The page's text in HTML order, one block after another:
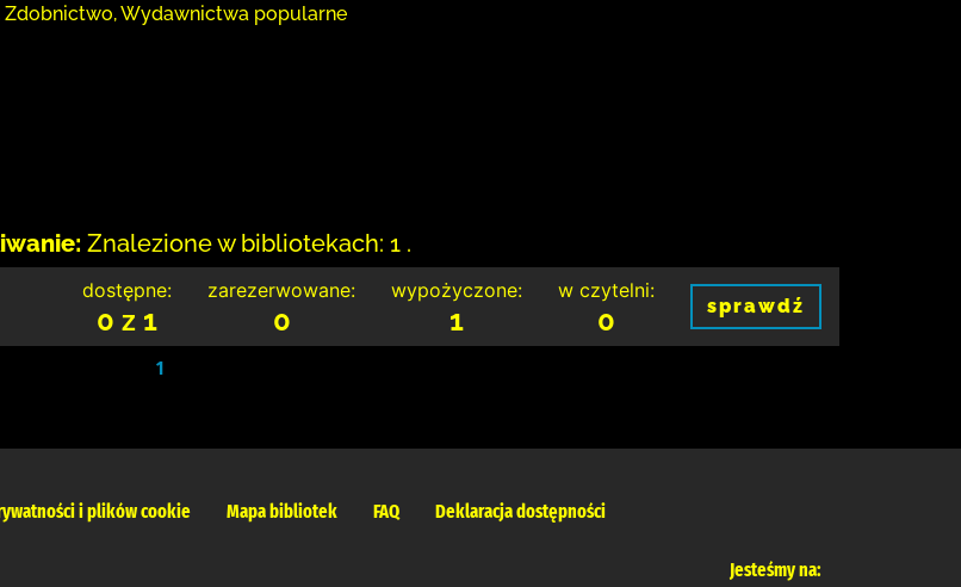
Zdobnictwo, Wydawnictwa popularne
Znalezione w bibliotekach: 1 .
dostępne:
0 z 1
zarezerwowane:
0
wypożyczone:
1
w czytelni:
0 sprawdź
1
i plików cookie Mapa bibliotek FAQ Deklaracja dostępności
Jesteśmy na: